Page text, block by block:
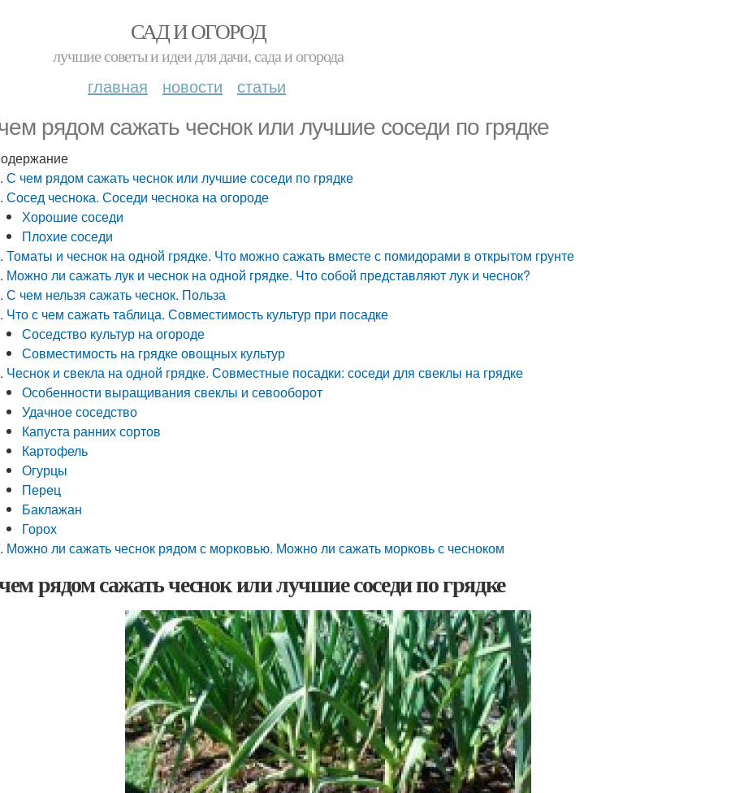
САД И ОГОРОД
лучшие советы и идеи для дачи, сада и огорода
главная новости статьи
рядом сажать чеснок или лучшие соседи по грядке
С чем рядом сажать чеснок или лучшие соседи по грядке
Сосед чеснока. Соседи чеснока на огороде
Хорошие соседи
Плохие соседи
Томаты и чеснок на одной грядке. Что можно сажать вместе с помидорами в открытом грунте
Можно ли сажать лук и чеснок на одной грядке. Что собой представляют лук и чеснок?
С чем нельзя сажать чеснок. Польза
Что с чем сажать таблица. Совместимость культур при посадке
Соседство культур на огороде
Совместимость на грядке овощных культур
Чеснок и свекла на одной грядке. Совместные посадки: соседи для свеклы на грядке
Особенности выращивания свеклы и севооборот
Удачное соседство
Капуста ранних сортов
Картофель
Огурцы
Перец
Баклажан
Горох
Можно ли сажать чеснок рядом с морковью. Можно ли сажать морковь с чесноком
рядом сажать чеснок или лучшие соседи по грядке